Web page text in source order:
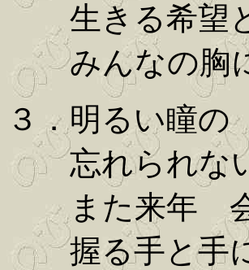
生きる希望
みんなの胸
３．明るい瞳
忘れられな
また来年 会
握る手と手